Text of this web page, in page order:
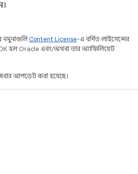
নমুনাগুলিContent License-এ বর্ণিত লাইসেন্সের
হল Oracle এবং/অথবা তার অ্যাফিলিয়েট
আপডেট করা হয়েছে।